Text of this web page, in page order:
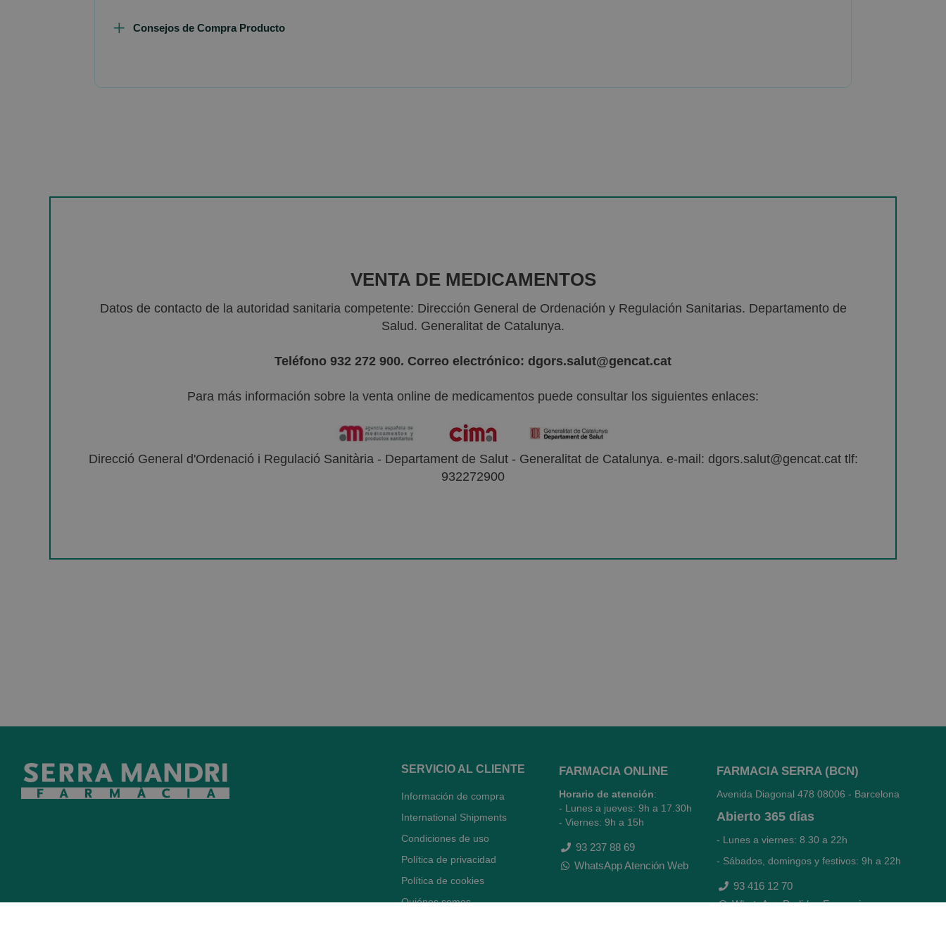
Consejos de Compra Producto
VENTA DE MEDICAMENTOS
Datos de contacto de la autoridad sanitaria competente: Dirección General de Ordenación y Regulación Sanitarias. Departamento de
Salud. Generalitat de Catalunya.
Teléfono 932 272 900. Correo electrónico: dgors.salut@gencat.cat
Para más información sobre la venta online de medicamentos puede consultar los siguientes enlaces:
Direcció General d'Ordenació i Regulació Sanitària - Departament de Salut - Generalitat de Catalunya. e-mail: dgors.salut@gencat.cat tlf:
932272900
SERVICIO AL CLIENTE
Información de compra
International Shipments
Condiciones de uso
Política de privacidad
Política de cookies
Quiénes somos
FARMACIA ONLINE
Horario de atención:
- Lunes a jueves: 9h a 17.30h
- Viernes: 9h a 15h
93 237 88 69
WhatsApp Atención Web
FARMACIA SERRA (BCN)
Avenida Diagonal 478 08006 - Barcelona
Abierto 365 días
- Lunes a viernes: 8.30 a 22h
- Sábados, domingos y festivos: 9h a 22h
93 416 12 70
WhatsApp Pedidos Farmacia